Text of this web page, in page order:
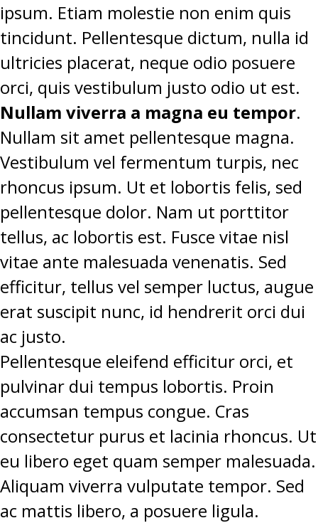
ipsum. Etiam molestie non enim quis
tincidunt. Pellentesque dictum, nulla id
ultricies placerat, neque odio posuere
orci, quis vestibulum justo odio ut est.
Nullam viverra a magna eu tempor.
Nullam sit amet pellentesque magna.
Vestibulum vel fermentum turpis, nec
rhoncus ipsum. Ut et lobortis felis, sed
pellentesque dolor. Nam ut porttitor
tellus, ac lobortis est. Fusce vitae nisl
vitae ante malesuada venenatis. Sed
efficitur, tellus vel semper luctus, augue
erat suscipit nunc, id hendrerit orci dui
ac justo.
Pellentesque eleifend efficitur orci, et
pulvinar dui tempus lobortis. Proin
accumsan tempus congue. Cras
consectetur purus et lacinia rhoncus. Ut
eu libero eget quam semper malesuada.
Aliquam viverra vulputate tempor. Sed
ac mattis libero, a posuere ligula.